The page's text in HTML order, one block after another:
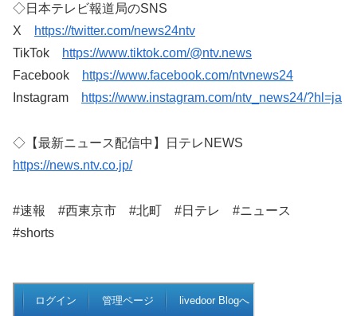
◇日本テレビ報道局のSNS
X
https://twitter.com/news24ntv
TikTok
https://www.tiktok.com/@ntv.news
Facebook
https://www.facebook.com/ntvnews24
Instagram
https://www.instagram.com/ntv_news24/?hl=ja
◇【最新ニュース配信中】日テレNEWS
https://news.ntv.co.jp/
#速報 #西東京市 #北町 #日テレ #ニュース
#shorts